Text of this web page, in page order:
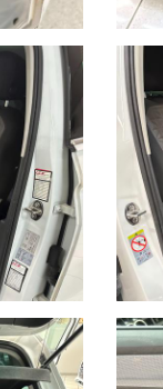
realmente